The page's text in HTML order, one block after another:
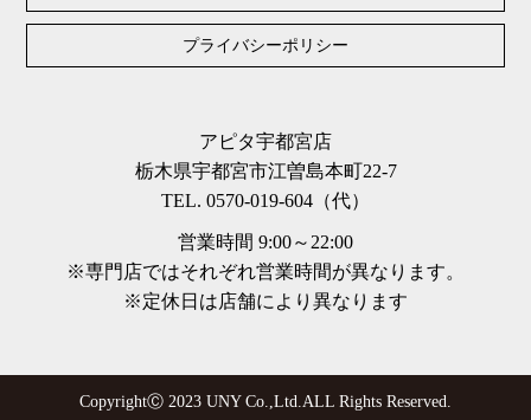
プライバシーポリシー
アピタ宇都宮店
栃木県宇都宮市江曽島本町22-7
TEL. 0570-019-604（代）
営業時間 9:00～22:00
※専門店ではそれぞれ営業時間が異なります。
※定休日は店舗により異なります
CopyrightⒸ 2023 UNY Co.,Ltd.ALL Rights Reserved.